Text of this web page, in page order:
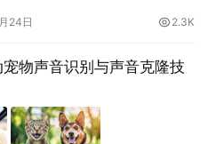
24日 2.3K
物声音识别与声音克隆技